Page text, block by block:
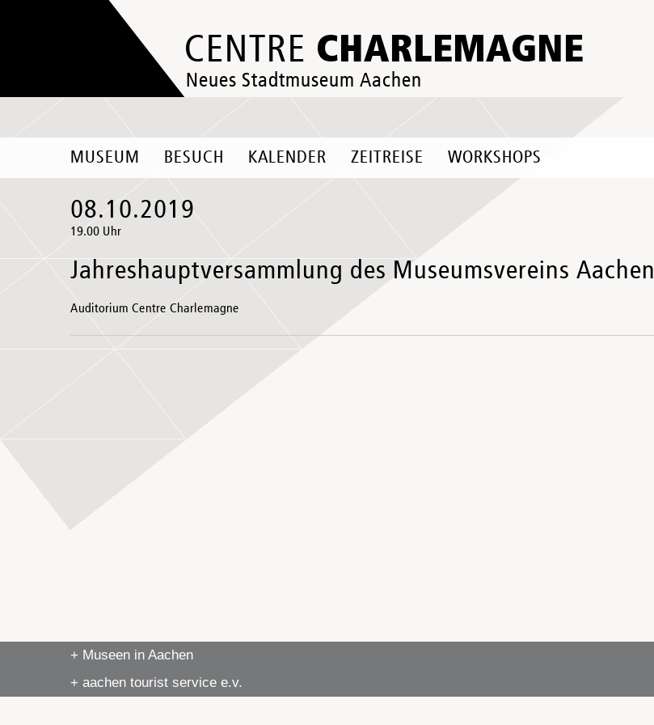
CENTRE CHARLEMAGNE
Neues Stadtmuseum Aachen
MUSEUM BESUCH KALENDER ZEITREISE WORKSHOPS
08.10.2019
19.00 Uhr
Jahreshauptversammlung des Museumsvereins Aachen
Auditorium Centre Charlemagne
+ Museen in Aachen
+ aachen tourist service e.v.